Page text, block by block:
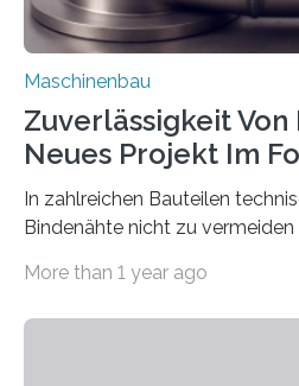
Maschinenbau
Zuverlässigkeit Von
Neues Projekt Im
In zahlreichen Bauteilen
Bindenähte nicht zu
Matrixmaterials eine große
More than 1 year ago